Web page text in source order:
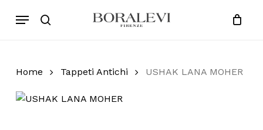
Products
search
Menu
Cart Close
Home Tappeti Antichi USHAK LANA MOHER